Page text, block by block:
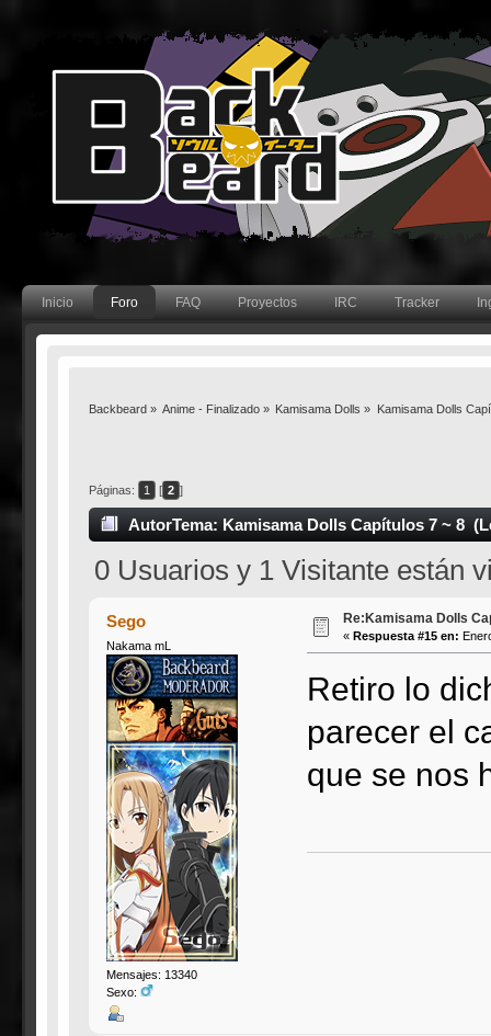
Inicio Foro FAQ Proyectos IRC Tracker
Backbeard» Anime - Finalizado » Kamisama Dolls » Kamisama Dolls
Páginas: 1 [ 2 ]
AutorTema: Kamisama Dolls Capítulos 7 ~ 8
0 Usuarios y 1 Visitante están
Sego
Nakama mL
Mensajes: 13340
Sexo:
Re:Kamisama Dolls
« Respuesta #15 en:
Retiro lo
parecer el
que se nos